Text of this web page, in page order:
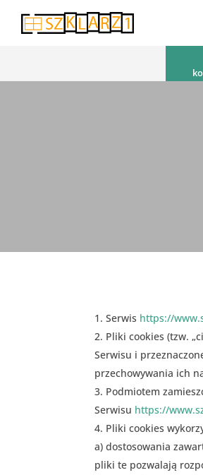
Serwis https://
Pliki cookies (tzw.
Serwisu i
przechowywania ich
Podmiotem
Serwisu https://
Pliki cookies
a) dostosowania
pliki te pozwalają